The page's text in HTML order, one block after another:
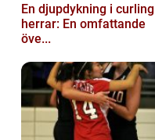
En djupdykning i curling
herrar: En omfattande
öve...